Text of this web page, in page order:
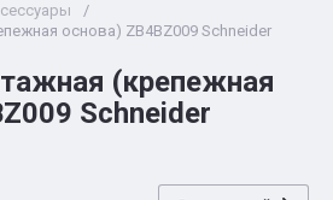
/
основа) ZB4BZ009 Schneider
(крепежная
Schneider